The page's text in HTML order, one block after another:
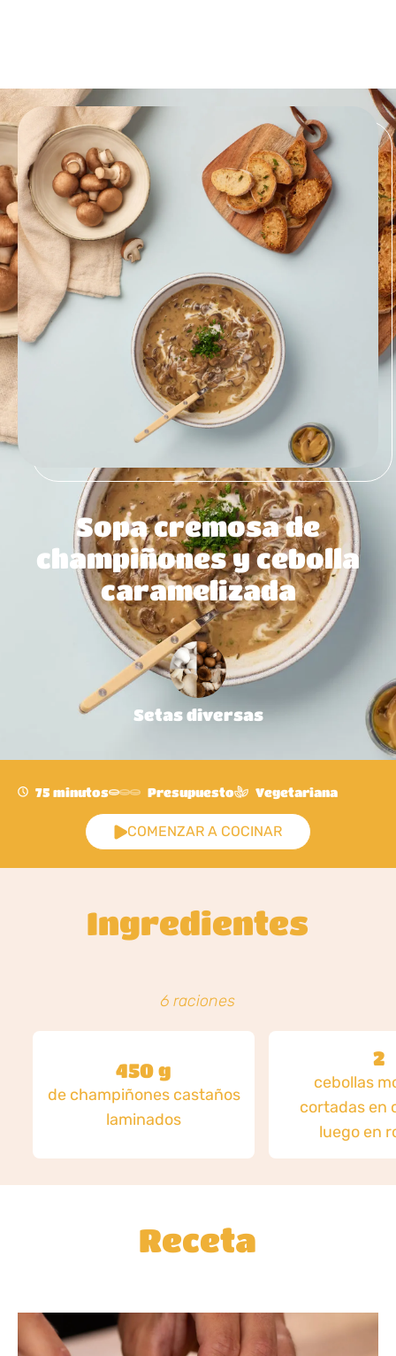
Sopa cremosa de
champiñones y cebolla
caramelizada
Setas diversas
75 minutos Presupuesto Vegetariana
COMENZAR A COCINAR
Ingredientes
6 raciones
450 g
de champiñones castaños
laminados
2
cebollas
cortadas en
luego en
Receta